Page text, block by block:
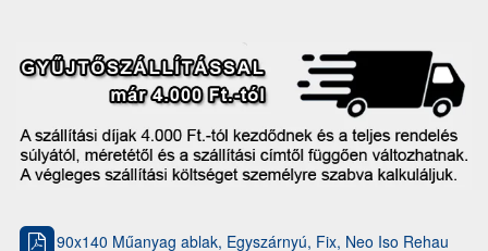
90x140 Műanyag ablak, Egyszárnyú, Fix, Neo Iso Rehau